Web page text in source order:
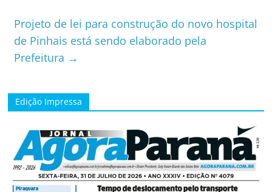
Projeto de lei para construção do novo hospital
de Pinhais está sendo elaborado pela
Prefeitura →
Edição Impressa